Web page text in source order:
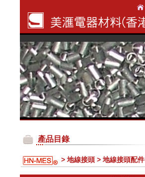
產品目錄
> 地線接頭 > 地線接頭配件